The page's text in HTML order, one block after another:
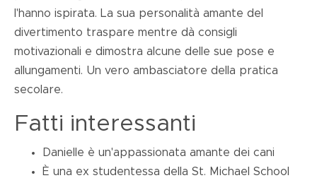
l'hanno ispirata. La sua personalità amante del
divertimento traspare mentre dà consigli
motivazionali e dimostra alcune delle sue pose e
allungamenti. Un vero ambasciatore della pratica
secolare.
Fatti interessanti
Danielle è un'appassionata amante dei cani
È una ex studentessa della St. Michael School